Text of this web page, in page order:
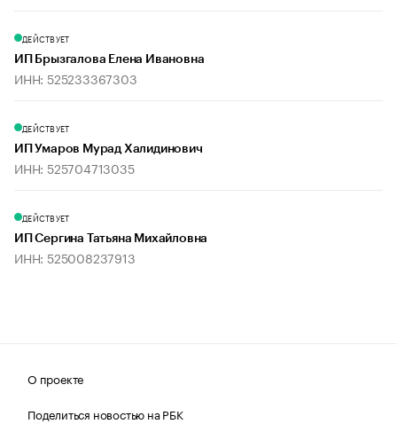
ДЕЙСТВУЕТ
ИП Брызгалова Елена Ивановна
ИНН: 525233367303
ДЕЙСТВУЕТ
ИП Умаров Мурад Халидинович
ИНН: 525704713035
ДЕЙСТВУЕТ
ИП Сергина Татьяна Михайловна
ИНН: 525008237913
О проекте
Поделиться новостью на РБК